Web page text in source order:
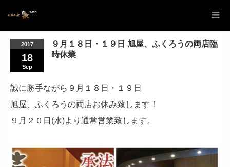
2017
18
Sep
９月１８日・１９日 旭屋、ふくろうの両店臨
時休業
誠に勝手ながら９月１８日・１９日
旭屋、ふくろうの両店お休み致します！
９月２０日(水)より通常営業致します。